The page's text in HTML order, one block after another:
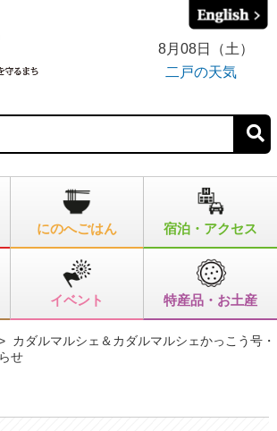
8月08日（土）
二戸の天気
にのへごはん 宿泊・アクセス
イベント 特産品・お土産
カダルマルシェ＆カダルマルシェかっこう号・
せ